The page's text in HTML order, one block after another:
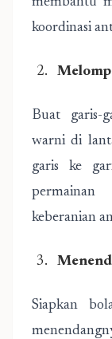
koordinasi
Buat garis-
warni di
garis ke
permainan
keberanian
Siapkan